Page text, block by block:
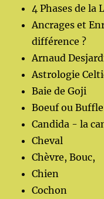
4 Phases de la
Ancrages et
différence ?
Arnaud
Astrologie
Baie de Goji
Boeuf ou Buffle
Candida - la
Cheval
Chèvre, Bouc,
Chien
Cochon